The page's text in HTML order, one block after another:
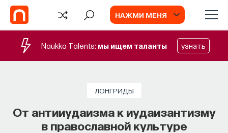
НАЖМИ МЕНЯ
Naukka Talents: мы ищем таланты узнать
ЛОНГРИДЫ
От антииудаизма к иудаизантизму
в православной культуре